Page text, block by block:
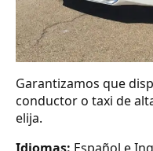
Garantizamos que
conductor o taxi de
elija.